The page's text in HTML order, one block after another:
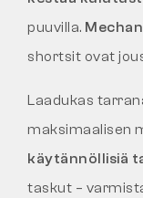
puuvilla.
shortsit ovat
Laadukas
maksimaalisen
käytännöllisiä
taskut –